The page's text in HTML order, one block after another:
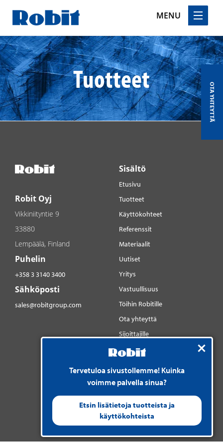
MENU
Skip
to
content
Tuotteet
OTA YHTEYTTÄ
Tervetuloa sivustollemme! Kuinka
voimme palvella sinua?
Etsin lisätietoja tuotteista ja
käyttökohteista
Robit Oyj
Vikkiniityntie 9
33880
Lempäälä, Finland
Puhelin
+358 3 3140 3400
Sähköposti
sales@robitgroup.com
Sisältö
Etusivu
Tuotteet
Käyttökohteet
Referenssit
Materiaalit
Uutiset
Yritys
Vastuullisuus
Töihin Robitille
Ota yhteyttä
Sijoittajille
Sosiaalinen media
LinkedIn
Instagram